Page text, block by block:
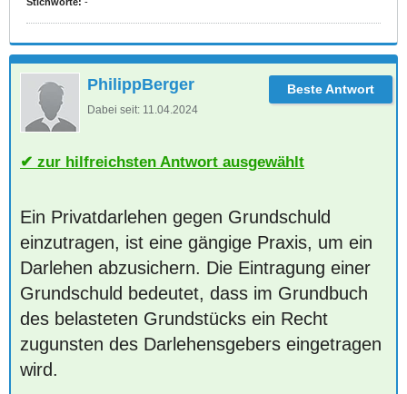
PhilippBerger
Dabei seit: 11.04.2024
zur hilfreichsten Antwort ausgewählt
Ein Privatdarlehen gegen Grundschuld
einzutragen, ist eine gängige Praxis, um ein
Darlehen abzusichern. Die Eintragung einer
Grundschuld bedeutet, dass im Grundbuch
des belasteten Grundstücks ein Recht
zugunsten des Darlehensgebers eingetragen
wird.